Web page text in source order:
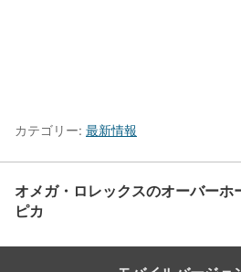
カテゴリー: 最新情報
オメガ・ロレックスのオーバーホ
ピカ